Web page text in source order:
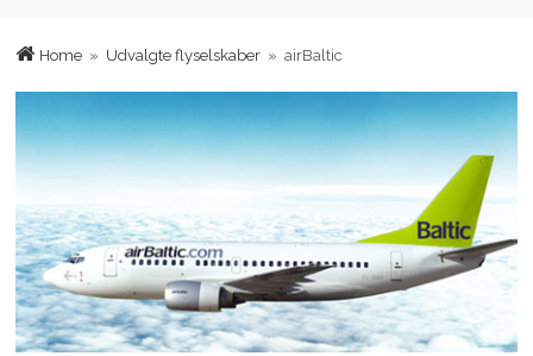
Home » Udvalgte flyselskaber » airBaltic